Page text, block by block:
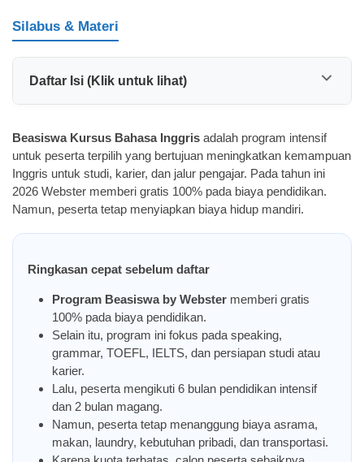
Silabus & Materi
Daftar Isi (Klik untuk lihat)
Beasiswa Kursus Bahasa Inggris adalah program intensif
untuk peserta terpilih yang bertujuan meningkatkan kemampuan
Inggris untuk studi, karier, dan jalur pengajar. Pada tahun ini
2026 Webster memberi gratis 100% pada biaya pendidikan.
Namun, peserta tetap menyiapkan biaya hidup mandiri.
Ringkasan cepat sebelum daftar
Program Beasiswa by Webster memberi gratis
100% pada biaya pendidikan.
Selain itu, program ini fokus pada speaking,
grammar, TOEFL, IELTS, dan persiapan studi atau
karier.
Lalu, peserta mengikuti 6 bulan pendidikan intensif
dan 2 bulan magang.
Namun, peserta tetap menanggung biaya asrama,
makan, laundry, kebutuhan pribadi, dan transportasi.